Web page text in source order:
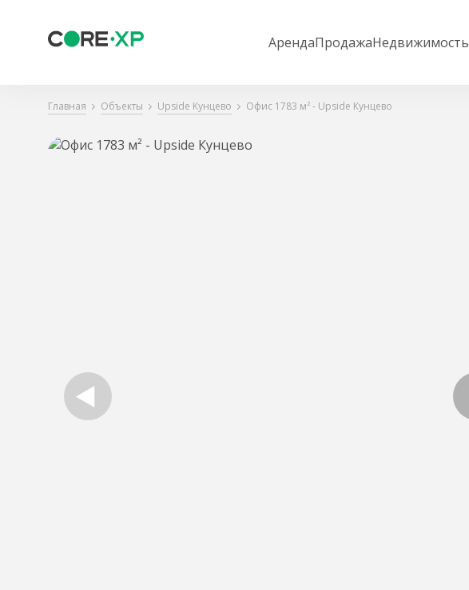
АрендаПродажаНедвижимость
Главная Объекты Upside Кунцево Офис 1783 м² - Upside Кунцево